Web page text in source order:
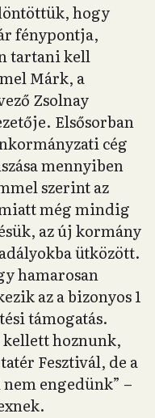
hogy
fénypontja,
tartani kell
Márk, a
Zsolnay
Elsősorban
cég
mennyiben
szerint az
még mindig
az új kormány
ütközött.
hamarosan
az a bizonyos 1
támogatás.
kellett hoznunk,
Fesztivál, de a
engedünk” –